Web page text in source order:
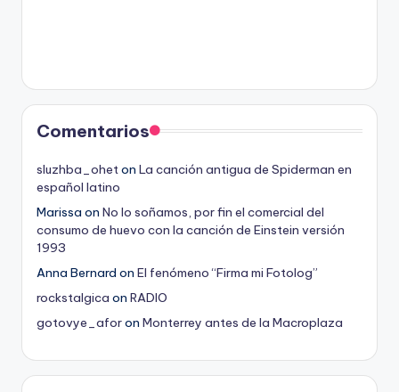
Comentarios
sluzhba_oheton La canción antigua de Spiderman en
español latino
Marissa on No lo soñamos, por fin el comercial del
consumo de huevo con la canción de Einstein versión
1993
Anna Bernard on El fenómeno “Firma mi Fotolog”
rockstalgica on RADIO
gotovye_aforon Monterrey antes de la Macroplaza